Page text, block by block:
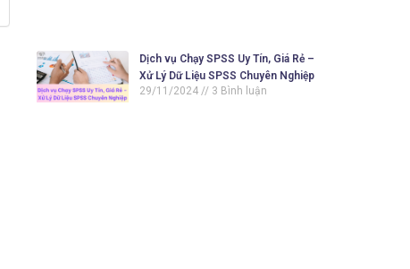
Dịch vụ Chạy SPSS Uy Tín, Giá Rẻ –
Xử Lý Dữ Liệu SPSS Chuyên Nghiệp
29/11/2024
3 Bình luận